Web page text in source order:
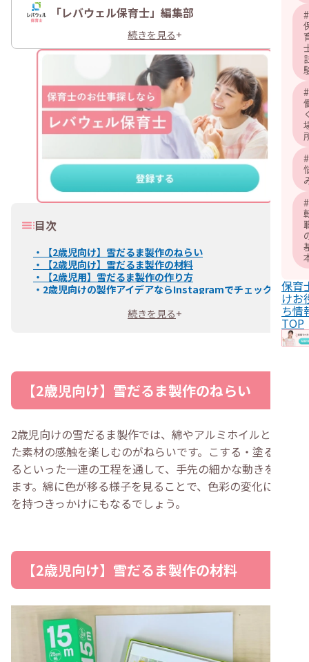
#
#
#
#
保育
けお
ち情
TOP
「レバウェル保育士」編集部
続きを見る+
目次
・
【2歳児向け】雪だるま製作のねらい
・
【2歳児向け】雪だるま製作の材料
・
【2歳児用】雪だるま製作の作り方
・ 2歳児向けの製作アイデアならInstagramでチェック！
続きを見る+
【2歳児向け】雪だるま製作のねらい
2歳児向けの雪だるま製作では、綿やアルミホイルといっ
た素材の感触を楽しむのがねらいです。こする・塗る・貼
るといった一連の工程を通して、手先の細かな動きを促し
ます。綿に色が移る様子を見ることで、色彩の変化に興味
を持つきっかけにもなるでしょう。
【2歳児向け】雪だるま製作の材料